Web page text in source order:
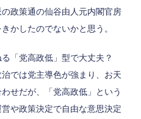
政策通の仙谷由人元内閣官房
かしたのでないかと思う。
「党高政低」型で大丈夫？
では党主導色が強まり、お天
せだが、「党高政低」という
や政策決定で自由な意思決定